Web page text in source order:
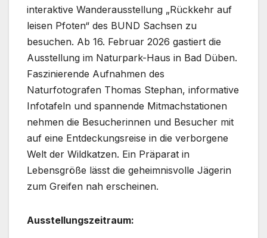
interaktive Wanderausstellung „Rückkehr auf
leisen Pfoten“ des BUND Sachsen zu
besuchen. Ab 16. Februar 2026 gastiert die
Ausstellung im Naturpark-Haus in Bad Düben.
Faszinierende Aufnahmen des
Naturfotografen Thomas Stephan, informative
Infotafeln und spannende Mitmachstationen
nehmen die Besucherinnen und Besucher mit
auf eine Entdeckungsreise in die verborgene
Welt der Wildkatzen. Ein Präparat in
Lebensgröße lässt die geheimnisvolle Jägerin
zum Greifen nah erscheinen.
Ausstellungszeitraum: